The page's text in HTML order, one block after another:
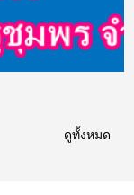
ดูทั้งหมด